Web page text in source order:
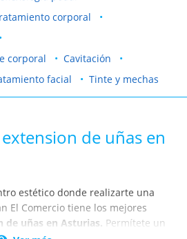
corporal
corporal
Cavitación
facial Tinte y mechas
de uñas en
estético donde realizarte una
El Comercio tiene los mejores
uñas en Asturias. Permítete un